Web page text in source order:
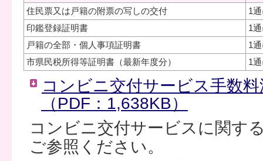
住民票又は戸籍の附票の写しの交付
1
印鑑登録証明書
1
戸籍の全部・個人事項証明書
1
市県民税所得等証明書（最新年度分）
1
コンビニ交付サービス手数
（PDF：1,638KB）
コンビニ交付サービスに関す
ご参照ください。